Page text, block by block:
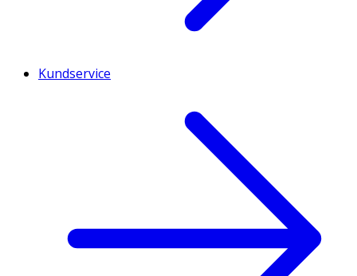
Kundservice